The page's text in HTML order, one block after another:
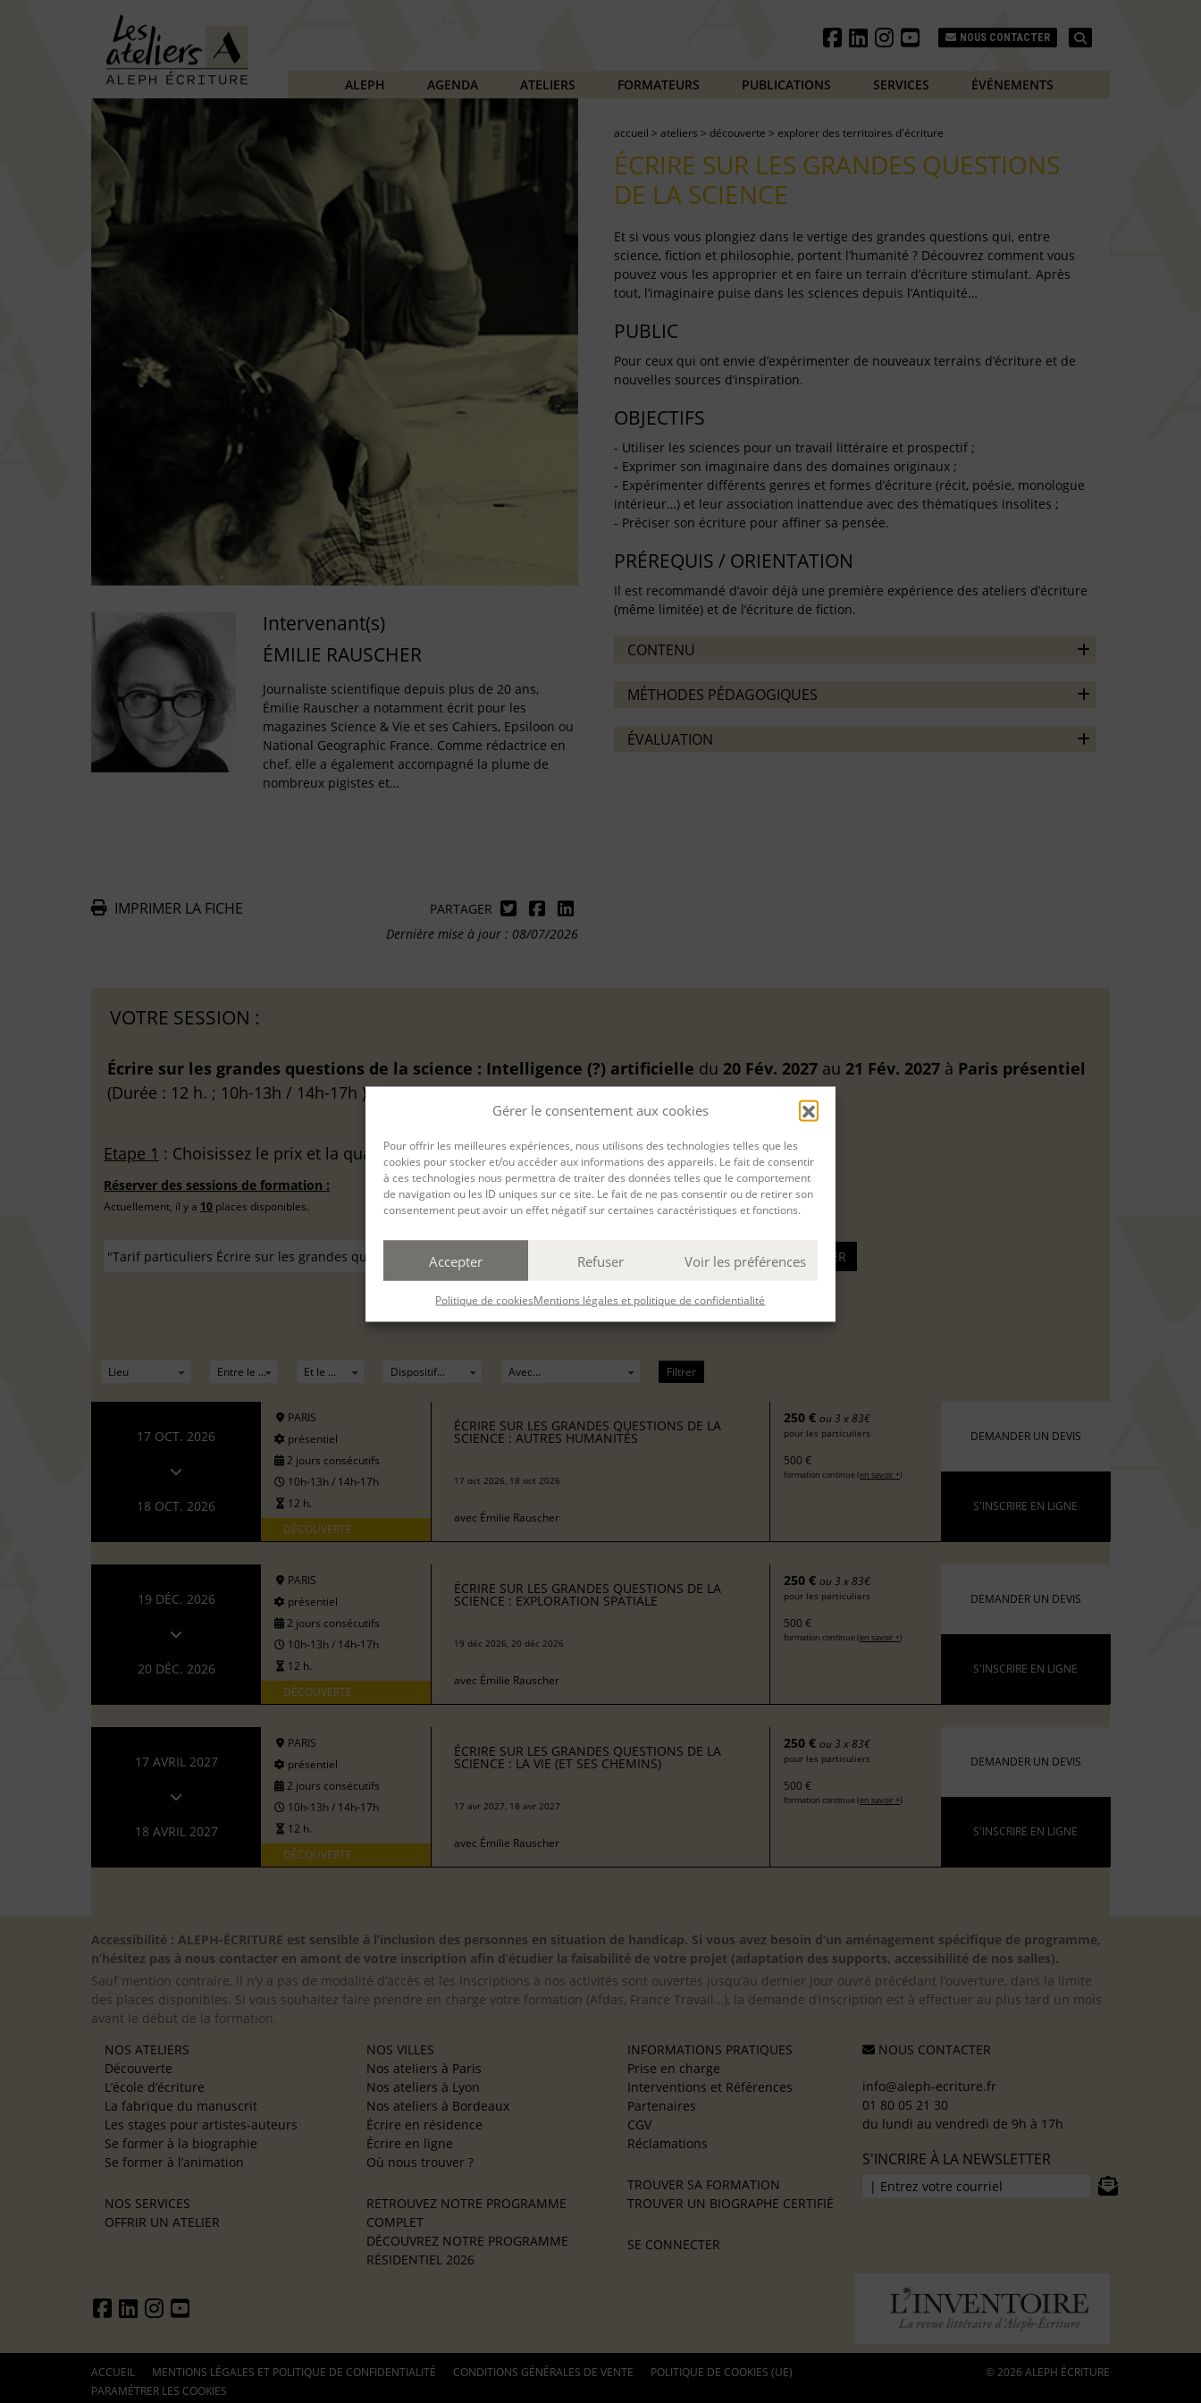
Gérer le consentement aux cookies
Pour offrir les meilleures expériences, nous utilisons des technologies telles que les
cookies pour stocker et/ou accéder aux informations des appareils. Le fait de consentir
à ces technologies nous permettra de traiter des données telles que le comportement
de navigation ou les ID uniques sur ce site. Le fait de ne pas consentir ou de retirer son
consentement peut avoir un effet négatif sur certaines caractéristiques et fonctions.
Accepter Refuser Voir les préférences
Politique de cookiesMentions légales et politique de confidentialité
NOUS CONTACTER
ALEPH AGENDA ATELIERS FORMATEURS PUBLICATIONS SERVICES ÉVÉNEMENTS
Intervenant(s)
ÉMILIE RAUSCHER
Journaliste scientifique depuis plus de 20 ans,
Émilie Rauscher a notamment écrit pour les
magazines Science & Vie et ses Cahiers, Epsiloon ou
National Geographic France. Comme rédactrice en
chef, elle a également accompagné la plume de
nombreux pigistes et…
IMPRIMER LA FICHE
PARTAGER
Dernière mise à jour : 08/07/2026
accueil > ateliers > découverte > explorer des territoires d'écriture
ÉCRIRE SUR LES GRANDES QUESTIONS
DE LA SCIENCE
Et si vous vous plongiez dans le vertige des grandes questions qui, entre
science, fiction et philosophie, portent l’humanité ? Découvrez comment vous
pouvez vous les approprier et en faire un terrain d’écriture stimulant. Après
tout, l’imaginaire puise dans les sciences depuis l’Antiquité…
PUBLIC
Pour ceux qui ont envie d’expérimenter de nouveaux terrains d’écriture et de
nouvelles sources d’inspiration.
OBJECTIFS
- Utiliser les sciences pour un travail littéraire et prospectif ;
- Exprimer son imaginaire dans des domaines originaux ;
- Expérimenter différents genres et formes d’écriture (récit, poésie, monologue
intérieur…) et leur association inattendue avec des thématiques insolites ;
- Préciser son écriture pour affiner sa pensée.
PRÉREQUIS / ORIENTATION
Il est recommandé d’avoir déjà une première expérience des ateliers d’écriture
(même limitée) et de l’écriture de fiction.
CONTENU
MÉTHODES PÉDAGOGIQUES
ÉVALUATION
VOTRE SESSION :
Écrire sur les grandes questions de la science : Intelligence (?) artificielle du 20 Fév. 2027 au 21 Fév. 2027 à Paris présentiel
(Durée : 12 h. ; 10h-13h / 14h-17h )
Etape 1 : Choisissez le prix et la quantité :
Réserver des sessions de formation :
Actuellement, il y a 10 places disponibles.
Filtrer
17 OCT. 2026
18 OCT. 2026
PARIS
présentiel
2 jours consécutifs
10h-13h / 14h-17h
12 h.
DÉCOUVERTE
ÉCRIRE SUR LES GRANDES QUESTIONS DE LA
SCIENCE : AUTRES HUMANITÉS
17 oct 2026, 18 oct 2026
avec Émilie Rauscher
250 € ou 3 x 83€
pour les particuliers
500 €
formation continue (en savoir +)
DEMANDER UN DEVIS
S'INSCRIRE EN LIGNE
19 DÉC. 2026
20 DÉC. 2026
PARIS
présentiel
2 jours consécutifs
10h-13h / 14h-17h
12 h.
DÉCOUVERTE
ÉCRIRE SUR LES GRANDES QUESTIONS DE LA
SCIENCE : EXPLORATION SPATIALE
19 déc 2026, 20 déc 2026
avec Émilie Rauscher
250 € ou 3 x 83€
pour les particuliers
500 €
formation continue (en savoir +)
DEMANDER UN DEVIS
S'INSCRIRE EN LIGNE
17 AVRIL 2027
18 AVRIL 2027
PARIS
présentiel
2 jours consécutifs
10h-13h / 14h-17h
12 h.
DÉCOUVERTE
ÉCRIRE SUR LES GRANDES QUESTIONS DE LA
SCIENCE : LA VIE (ET SES CHEMINS)
17 avr 2027, 18 avr 2027
avec Émilie Rauscher
250 € ou 3 x 83€
pour les particuliers
500 €
formation continue (en savoir +)
DEMANDER UN DEVIS
S'INSCRIRE EN LIGNE
Accessibilité : ALEPH-ÉCRITURE est sensible à l’inclusion des personnes en situation de handicap. Si vous avez besoin d’un aménagement spécifique de programme,
n’hésitez pas à nous contacter en amont de votre inscription afin d’étudier la faisabilité de votre projet (adaptation des supports, accessibilité de nos salles).
Sauf mention contraire, il n’y a pas de modalité d’accès et les inscriptions à nos activités sont ouvertes jusqu’au dernier jour ouvré précédant l’ouverture, dans la limite
des places disponibles. Si vous souhaitez faire prendre en charge votre formation (Afdas, France Travail…), la demande d’inscription est à effectuer au plus tard un mois
avant le début de la formation.
NOS ATELIERS
Découverte
L’école d’écriture
La fabrique du manuscrit
Les stages pour artistes-auteurs
Se former à la biographie
Se former à l’animation
NOS SERVICES
OFFRIR UN ATELIER
NOS VILLES
Nos ateliers à Paris
Nos ateliers à Lyon
Nos ateliers à Bordeaux
Écrire en résidence
Écrire en ligne
Où nous trouver ?
RETROUVEZ NOTRE PROGRAMME
COMPLET
DÉCOUVREZ NOTRE PROGRAMME
RÉSIDENTIEL 2026
INFORMATIONS PRATIQUES
Prise en charge
Interventions et Références
Partenaires
CGV
Réclamations
TROUVER SA FORMATION
TROUVER UN BIOGRAPHE CERTIFIÉ
SE CONNECTER
NOUS CONTACTER
info@aleph-ecriture.fr
01 80 05 21 30
du lundi au vendredi de 9h à 17h
S'INCRIRE À LA NEWSLETTER
ACCUEIL MENTIONS LÉGALES ET POLITIQUE DE CONFIDENTIALITÉ CONDITIONS GÉNÉRALES DE VENTE
POLITIQUE DE COOKIES (UE)
PARAMÉTRER LES COOKIES
© 2026 ALEPH ÉCRITURE